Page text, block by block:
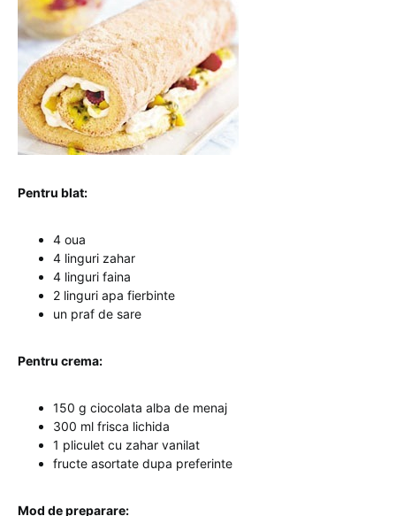
Pentru blat:
4 oua
4 linguri zahar
4 linguri faina
2 linguri apa fierbinte
un praf de sare
Pentru crema:
150 g ciocolata alba de menaj
300 ml frisca lichida
1 pliculet cu zahar vanilat
fructe asortate dupa preferinte
Mod de preparare: